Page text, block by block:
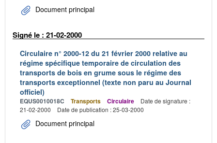
Document principal
Signé le : 21-02-2000
Circulaire n° 2000-12 du 21 février 2000 relative au
régime spécifique temporaire de circulation des
transports de bois en grume sous le régime des
transports exceptionnel (texte non paru au Journal
officiel)
EQUS0010018C Transports Circulaire
Date de signature :
21-02-2000
Date de publication : 25-03-2000
Document principal